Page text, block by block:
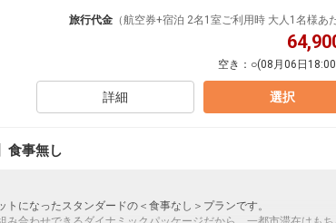
や延泊・飛び泊なども自由自在です。
たはJALグループ）確約！フライトマイル50%貯まります。
現地交通・体験プランなどの追加（同時予約）が可能なプランもご
旅行代金 （航空券+宿泊 2名1室ご利用時 大人1名様あ
空き： ○(08月06日
詳細 選択
食事無し
トになったスタンダードの＜食事なし＞プランです。